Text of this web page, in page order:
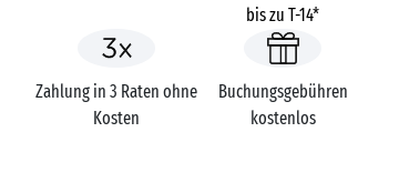
bis zu T-14*
Zahlung in 3 Raten ohne
Kosten
Buchungsgebühren
kostenlos